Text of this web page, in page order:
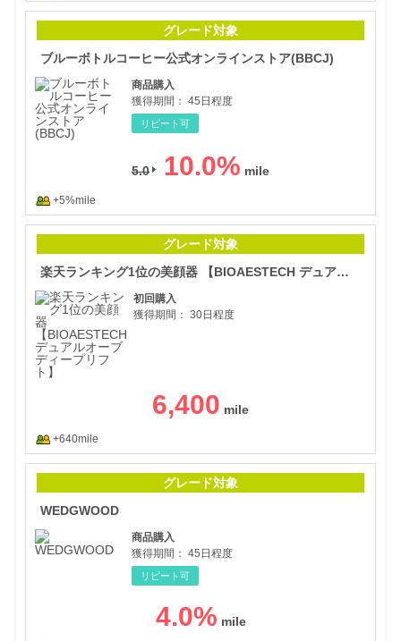
グレード対象
ブルーボトルコーヒー公式オンラインストア(BBCJ)
商品購入
獲得期間： 45日程度
リピート可
5.0 10.0%
+5%mile
グレード対象
楽天ランキング1位の美顔器 【BIOAESTECH デュアルオーブディープリフト】
初回購入
獲得期間： 30日程度
6,400
+640mile
グレード対象
WEDGWOOD
商品購入
獲得期間： 45日程度
リピート可
4.0%